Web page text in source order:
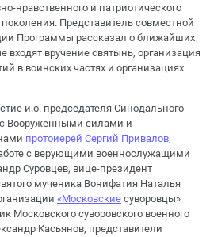
нравственного и патриотического
Представитель совместной
Программы рассказал о ближайших
входят вручение святынь, организация
в воинских частях и организациях
и.о. председателя Синодального
Вооруженными силами и
протоиерей Сергий Привалов,
с верующими военнослужащими
Суровцев, вице-президент
мученика Вонифатия Наталья
«Московские суворовцы»
Московского суворовского военного
Касьянов, представители